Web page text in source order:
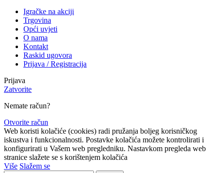
Igračke na akciji
Trgovina
Opći uvjeti
O nama
Kontakt
Raskid ugovora
Prijava / Registracija
Prijava
Zatvorite
Nemate račun?
Otvorite račun
Web koristi kolačiće (cookies) radi pružanja boljeg korisničkog
iskustva i funkcionalnosti. Postavke kolačića možete kontrolirati i
konfigurirati u Vašem web pregledniku. Nastavkom pregleda web
stranice slažete se s korištenjem kolačića
Više Slažem se